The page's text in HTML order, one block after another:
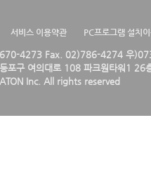
서비스 이용약관 PC프로그램 설치
4273 Fax. 02)786-4274 우
포구 여의대로 108 파크원타워1 26
Inc. All rights reserved